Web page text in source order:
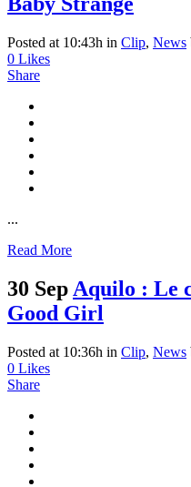
Posted at 10:43h in Clip, News
0 Likes
Share
...
Read More
30 Sep Aquilo : Le
Good Girl
Posted at 10:36h in Clip, News
0 Likes
Share